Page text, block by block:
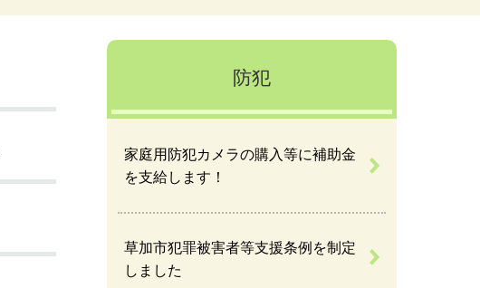
防犯
家庭用防犯カメラの購入等に補助金
を支給します！
草加市犯罪被害者等支援条例を制定
しました